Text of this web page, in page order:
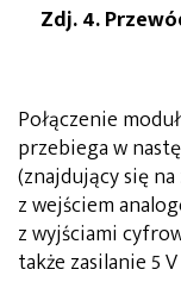
Zdj. 4.
Połączenie
przebiega w
(znajdujący się
z wejściem
z wyjściami
także zasilanie 5